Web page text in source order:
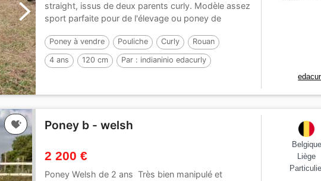
straight, issus de deux parents curly. Modèle assez
sport parfaite pour de l'élevage ou poney de
Poney à vendre Pouliche Curly Rouan
4 ans 120 cm Par : indianinio edacurly
Poney b - welsh
2 200 €
Poney Welsh de 2 ans Très bien manipulé et
Belgique
Liège